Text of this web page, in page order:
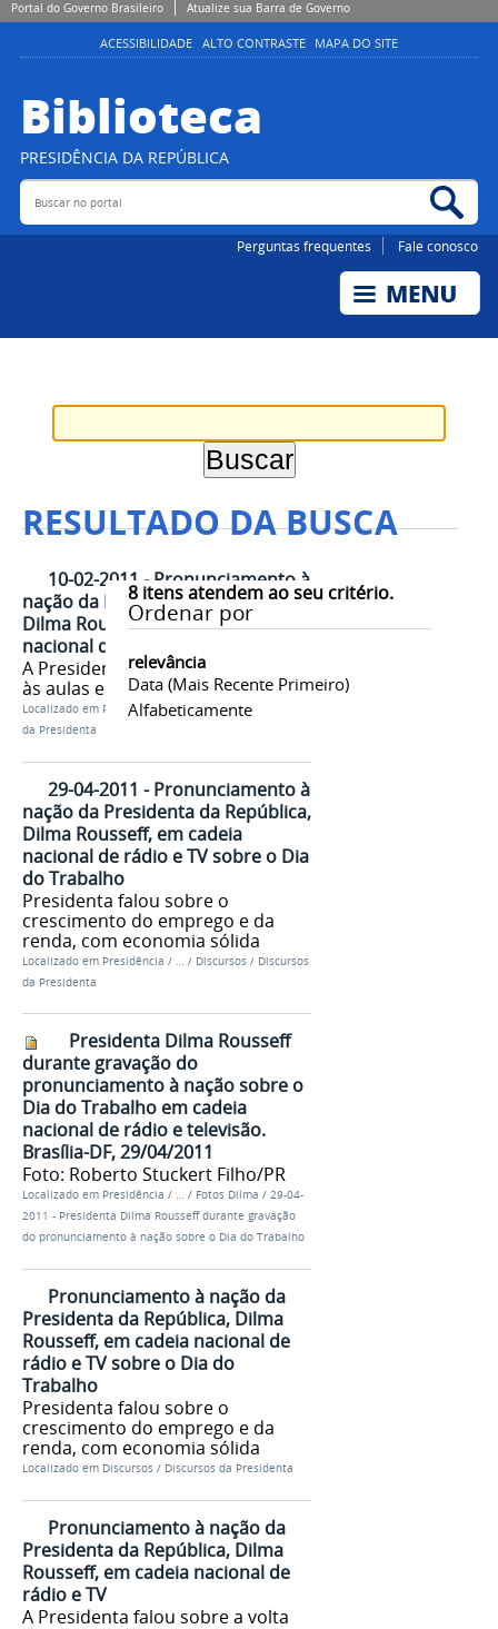
Portal do Governo Brasileiro Atualize sua Barra de Governo
ACESSIBILIDADE ALTO CONTRASTE MAPA DO SITE
Biblioteca
PRESIDÊNCIA DA REPÚBLICA
Buscar no portal
Perguntas frequentes Fale conosco
RESULTADO DA BUSCA
8itens atendem ao seu critério.
Ordenar por
relevância
Data (mais Recente Primeiro)
Alfabeticamente
10-02-2011 - Pronunciamento à
nação da Presidenta da República,
Dilma Rousseff, em cadeia
nacional de rádio e TV
A Presidenta falou sobre a volta
às aulas e a Educação no Brasil
Localizado em Presidência /…/Discursos /
da Presidenta
29-04-2011 - Pronunciamento à
nação da Presidenta da República,
Dilma Rousseff, em cadeia
nacional de rádio e TV sobre o Dia
do Trabalho
Presidenta falou sobre o
crescimento do emprego e da
renda, com economia sólida
Localizado em Presidência / / Discursos / Discursos
da Presidenta
Presidenta Dilma Rousseff
durante gravação do
pronunciamento à nação sobre o
Dia do Trabalho em cadeia
nacional de rádio e televisão.
Brasília-DF, 29/04/2011
Foto: Roberto Stuckert Filho/PR
Localizado em Presidência / … / Fotos Dilma / 29-04-
2011 - Presidenta Dilma Rousseff durante gravação
do pronunciamento à nação sobre o Dia do Trabalho
Pronunciamento à nação da
Presidenta da República, Dilma
Rousseff, em cadeia nacional de
rádio e TV sobre o Dia do
Trabalho
Presidenta falou sobre o
crescimento do emprego e da
renda, com economia sólida
Localizado em Discursos / Discursos da Presidenta
Pronunciamento à nação da
Presidenta da República, Dilma
Rousseff, em cadeia nacional de
rádio e TV
A Presidenta falou sobre a volta